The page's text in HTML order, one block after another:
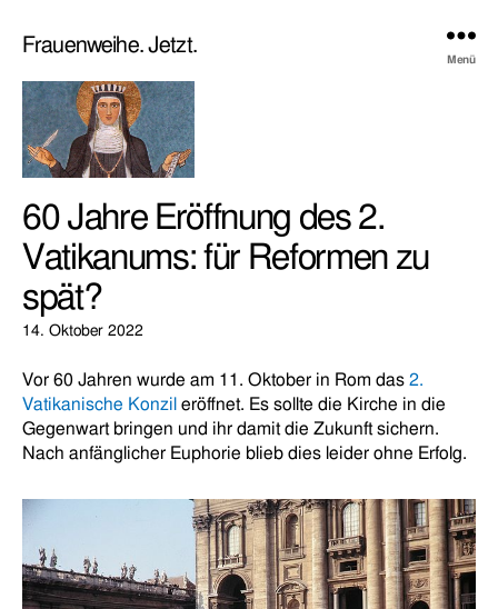
Menü
Frauenweihe. Jetzt.
60 Jahre Eröffnung des 2.
Vatikanums: für Reformen zu
spät?
14. Oktober 2022
Vor 60 Jahren wurde am 11. Oktober in Rom das 2.
Vatikanische Konzil eröffnet. Es sollte die Kirche in die
Gegenwart bringen und ihr damit die Zukunft sichern.
Nach anfänglicher Euphorie blieb dies leider ohne Erfolg.